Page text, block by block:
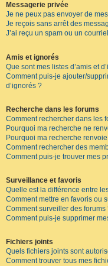
Messagerie privée
Je ne peux pas envoyer de
Je reçois sans arrêt des
J’ai reçu un spam ou un
Amis et ignorés
Que sont mes listes d’amis et
Comment puis-je ajouter/
d’ignorés ?
Recherche dans les forums
Comment rechercher dans les
Pourquoi ma recherche ne
Pourquoi ma recherche
Comment rechercher des
Comment puis-je trouver mes
Surveillance et favoris
Quelle est la différence entre
Comment mettre en favoris ou
Comment surveiller des forums
Comment puis-je supprimer
Fichiers joints
Quels fichiers joints sont
Comment trouver tous mes